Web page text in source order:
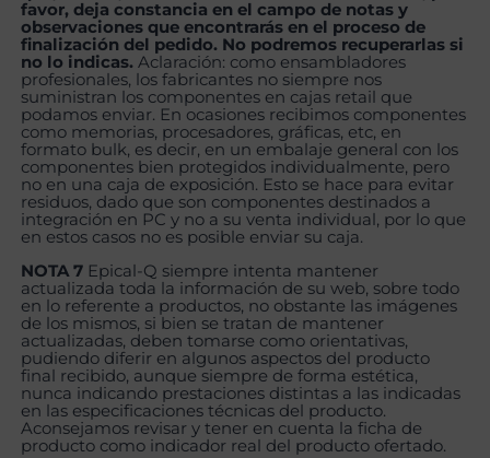
favor, deja constancia en el campo de notas y
observaciones que encontrarás en el proceso de
finalización del pedido. No podremos recuperarlas si
no lo indicas. Aclaración: como ensambladores
profesionales, los fabricantes no siempre nos
suministran los componentes en cajas retail que
podamos enviar. En ocasiones recibimos componentes
como memorias, procesadores, gráficas, etc, en
formato bulk, es decir, en un embalaje general con los
componentes bien protegidos individualmente, pero
no en una caja de exposición. Esto se hace para evitar
residuos, dado que son componentes destinados a
integración en PC y no a su venta individual, por lo que
en estos casos no es posible enviar su caja.
NOTA 7 Epical-Q siempre intenta mantener
actualizada toda la información de su web, sobre todo
en lo referente a productos, no obstante las imágenes
de los mismos, si bien se tratan de mantener
actualizadas, deben tomarse como orientativas,
pudiendo diferir en algunos aspectos del producto
final recibido, aunque siempre de forma estética,
nunca indicando prestaciones distintas a las indicadas
en las especificaciones técnicas del producto.
Aconsejamos revisar y tener en cuenta la ficha de
producto como indicador real del producto ofertado.